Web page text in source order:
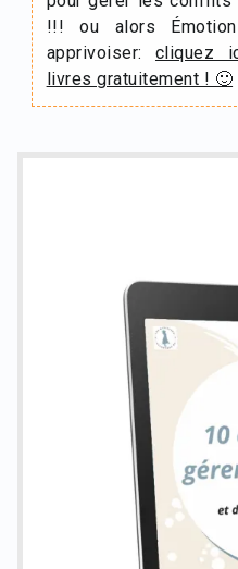
!!! ou alors
apprivoiser: cliquez
livres gratuitement ! 🙂